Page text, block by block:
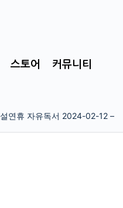
스토어 커뮤니티
연휴 자유독서 2024-02-12 –